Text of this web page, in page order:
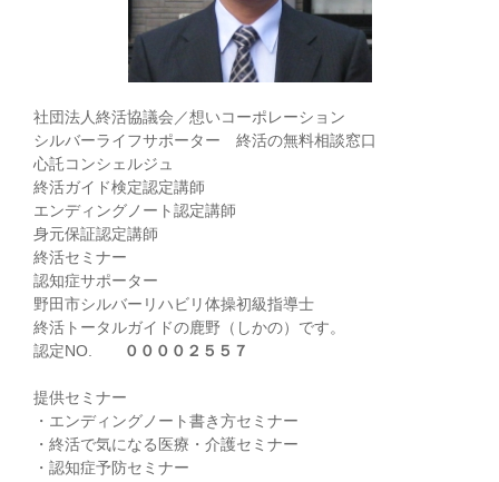
社団法人終活協議会／想いコーポレーション
シルバーライフサポーター 終活の無料相談窓口
心託コンシェルジュ
終活ガイド検定認定講師
エンディングノート認定講師
身元保証認定講師
終活セミナー
認知症サポーター
野田市シルバーリハビリ体操初級指導士
終活トータルガイドの鹿野（しかの）です。
認定NO.
００００２５５７
提供セミナー
・エンディングノート書き方セミナー
・終活で気になる医療・介護セミナー
・認知症予防セミナー